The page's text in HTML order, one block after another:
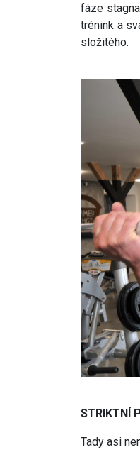
fáze
trénink a
složitého.
STRIKTNÍ
Tady asi